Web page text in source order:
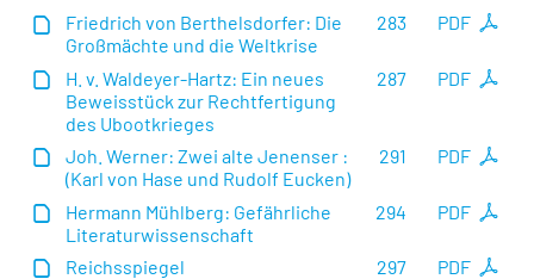
PDF
283
Friedrich von Berthelsdorfer: Die
Großmächte und die Weltkrise
PDF
287
H. v. Waldeyer-Hartz: Ein neues
Beweisstück zur Rechtfertigung
des Ubootkrieges
PDF
291
Joh. Werner: Zwei alte Jenenser :
(Karl von Hase und Rudolf Eucken)
PDF
294
Hermann Mühlberg: Gefährliche
Literaturwissenschaft
PDF
297
Reichsspiegel